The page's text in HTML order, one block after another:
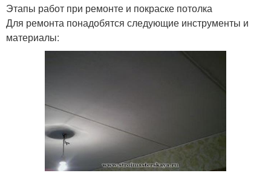
Этапы работ при ремонте и покраске потолка
Для ремонта понадобятся следующие инструменты и
материалы: